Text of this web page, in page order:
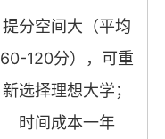
提分空间大（平均
60-120分），可重
新选择理想大学；
时间成本一年